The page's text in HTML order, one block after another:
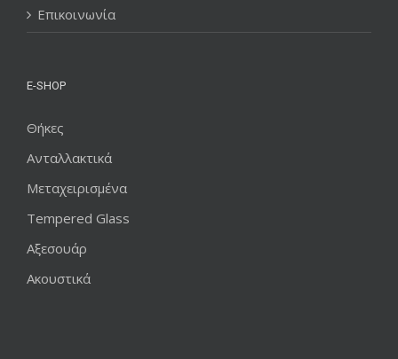
Επικοινωνία
E-SHOP
Θήκες
Ανταλλακτικά
Μεταχειρισμένα
Tempered Glass
Αξεσουάρ
Ακουστικά